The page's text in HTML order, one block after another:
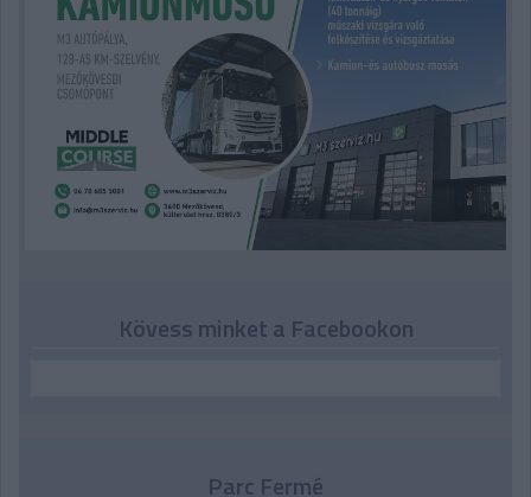
Kövess minket a Facebookon
Parc Fermé